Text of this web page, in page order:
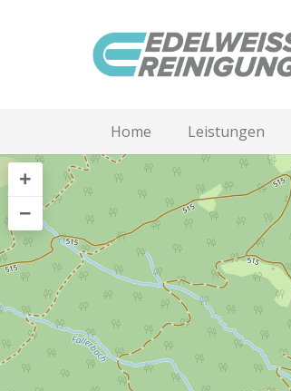
Home Leistungen
+
−